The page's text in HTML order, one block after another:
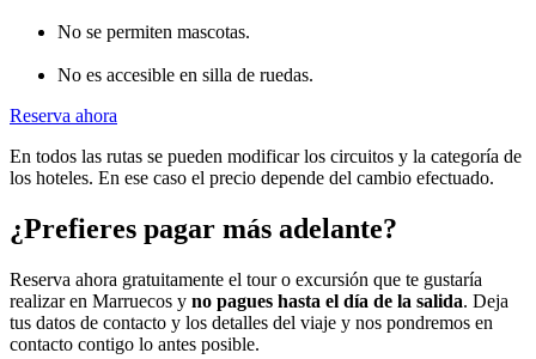
No se permiten mascotas.
No es accesible en silla de ruedas.
Reserva ahora
En todos las rutas se pueden modificar los circuitos y la categoría de
los hoteles. En ese caso el precio depende del cambio efectuado.
¿Prefieres pagar más adelante?
Reserva ahora gratuitamente el tour o excursión que te gustaría
realizar en Marruecos y no pagues hasta el día de la salida. Deja
tus datos de contacto y los detalles del viaje y nos pondremos en
contacto contigo lo antes posible.